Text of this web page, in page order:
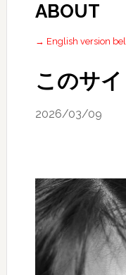
ABOUT
→ English version
このサ
2026/03/09